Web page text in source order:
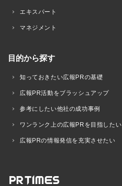
エキスパート
マネジメント
目的から探す
知っておきたい広報PRの基礎
広報PR活動をブラッシュアップ
参考にしたい他社の成功事例
ワンランク上の広報PRを目指したい
広報PRの情報発信を充実させたい